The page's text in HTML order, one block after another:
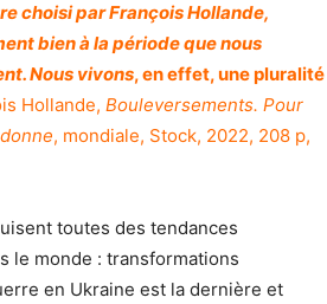
choisi par François Hollande,
bien à la période que nous
Nous vivons, en effet, une pluralité
Hollande, Bouleversements. Pour
, mondiale, Stock, 2022, 208 p,
toutes des tendances
le monde : transformations
en Ukraine est la dernière et